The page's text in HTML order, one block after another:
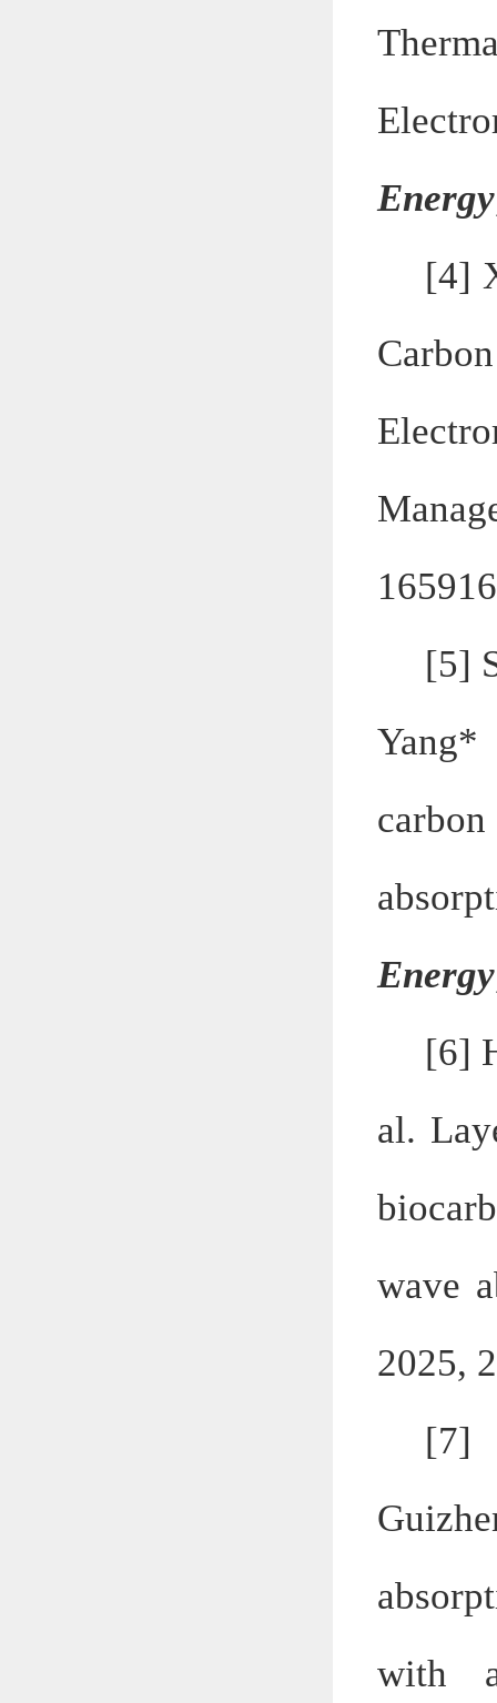
Energy
[4]
[5]
Yang*
Energy
[6]
al.
wave
2025,
[7]
with